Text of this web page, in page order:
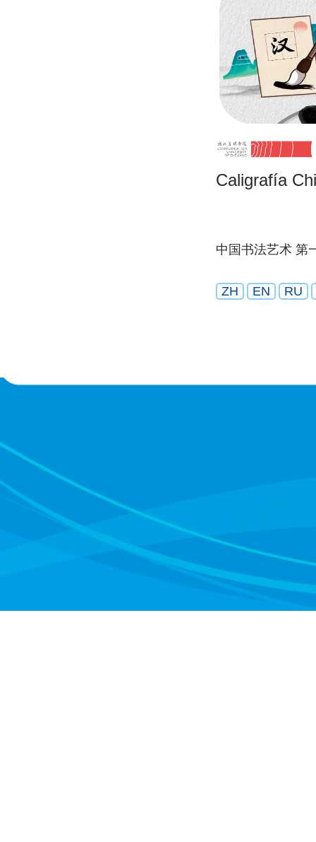
Caligrafía
中国书法艺术 第
ZH EN RU